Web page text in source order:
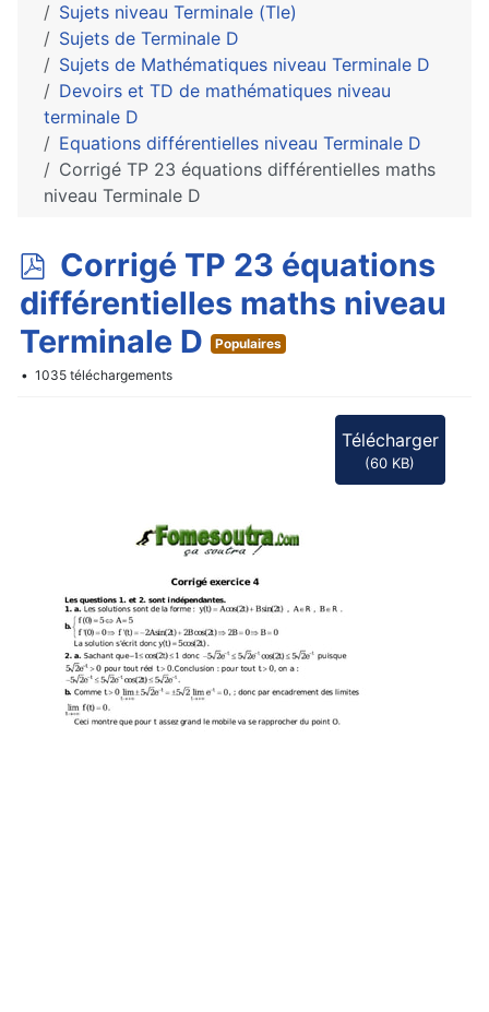
Sujets niveau Terminale (Tle)
Sujets de Terminale D
Sujets de Mathématiques niveau Terminale D
Devoirs et TD de mathématiques niveau
terminale D
Equations différentielles niveau Terminale D
Corrigé TP 23 équations différentielles maths
niveau Terminale D
p
d
f
Corrigé TP 23 équations
différentielles maths niveau
Terminale D
Populaires
1035 téléchargements
Télécharger
(60 KB)